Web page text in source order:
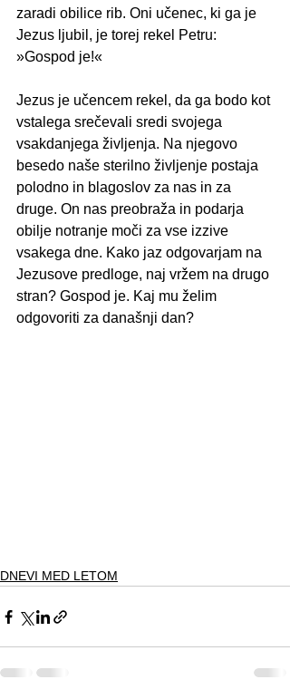
zaradi obilice rib. Oni učenec, ki ga je
Jezus ljubil, je torej rekel Petru:
»Gospod je!«
Jezus je učencem rekel, da ga bodo kot
vstalega srečevali sredi svojega
vsakdanjega življenja. Na njegovo
besedo naše sterilno življenje postaja
polodno in blagoslov za nas in za
druge. On nas preobraža in podarja
obilje notranje moči za vse izzive
vsakega dne. Kako jaz odgovarjam na
Jezusove predloge, naj vržem na drugo
stran? Gospod je. Kaj mu želim
odgovoriti za današnji dan?
DNEVI MED LETOM